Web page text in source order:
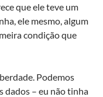
que ele teve um
ele mesmo, algum
condição que
Podemos
dados – eu não tinha